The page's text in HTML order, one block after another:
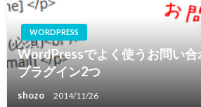
WORDPRESS
WordPressでよく使うお問い合
プラグイン2つ
shozo 2014/11/26